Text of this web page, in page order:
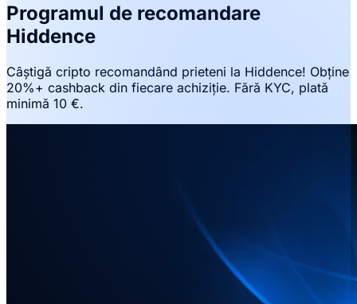
Programul de recomandare
Hiddence
Câștigă cripto recomandând prieteni la Hiddence! Obține
20%+ cashback din fiecare achiziție. Fără KYC, plată
minimă 10 €.